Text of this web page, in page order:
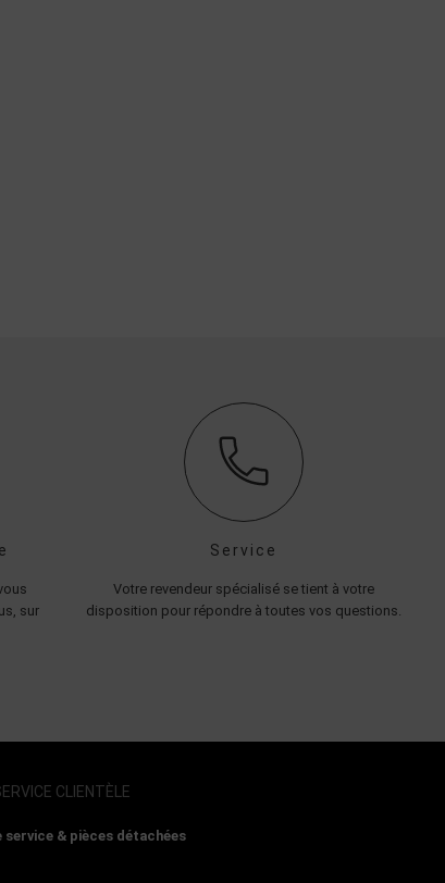
sur
Service
Votre revendeur spécialisé se tient à votre
disposition pour répondre à toutes vos questions.
CLIENTÈLE
service & pièces détachées